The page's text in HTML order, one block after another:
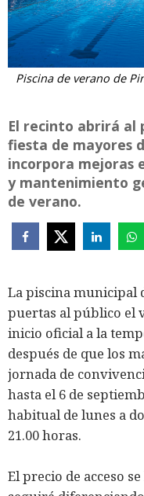
Piscina de verano de
El recinto abrirá al
fiesta de mayores
incorpora mejoras
y mantenimiento
de verano.
La piscina municipal
puertas al público el
inicio oficial a la
después de que los
jornada de
hasta el 6 de
habitual de lunes a
21.00 horas.
El precio de acceso